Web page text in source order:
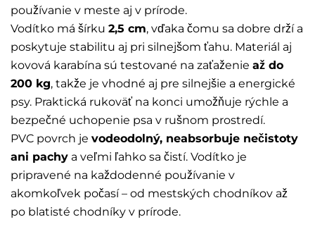
používanie v meste aj v prírode.
Vodítko má šírku 2,5 cm, vďaka čomu sa dobre drží a
poskytuje stabilitu aj pri silnejšom ťahu. Materiál aj
kovová karabína sú testované na zaťaženie až do
200 kg, takže je vhodné aj pre silnejšie a energické
psy. Praktická rukoväť na konci umožňuje rýchle a
bezpečné uchopenie psa v rušnom prostredí.
PVC povrch je vodeodolný, neabsorbuje nečistoty
ani pachy a veľmi ľahko sa čistí. Vodítko je
pripravené na každodenné používanie v
akomkoľvek počasí – od mestských chodníkov až
po blatisté chodníky v prírode.